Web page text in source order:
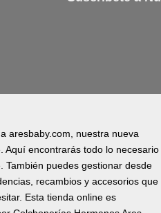
aresbaby.com, nuestra nueva
Aquí encontrarás todo lo necesario
También puedes gestionar desde
recambios y accesorios que
Esta tienda online es